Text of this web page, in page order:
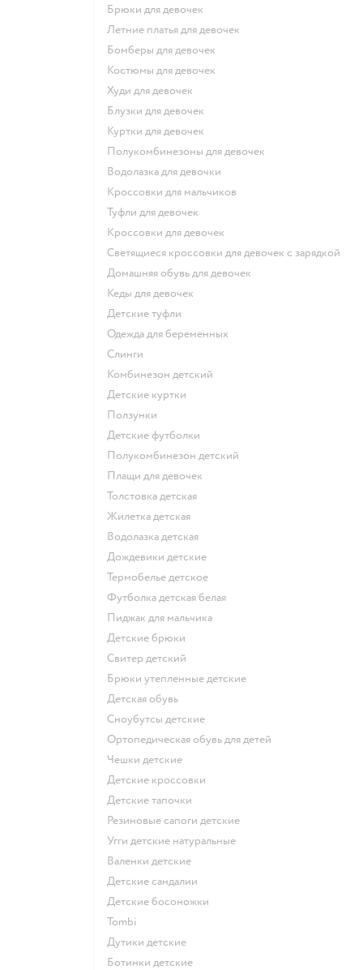
Брюки для девочек
Летние платья для девочек
Бомберы для девочек
Костюмы для девочек
Худи для девочек
Блузки для девочек
Куртки для девочек
Полукомбинезоны для девочек
Водолазка для девочки
Кроссовки для мальчиков
Туфли для девочек
Кроссовки для девочек
Светящиеся кроссовки для девочек с зарядкой
Домашняя обувь для девочек
Кеды для девочек
Детские туфли
Одежда для беременных
Слинги
Комбинезон детский
Детские куртки
Ползунки
Детские футболки
Полукомбинезон детский
Плащи для девочек
Толстовка детская
Жилетка детская
Водолазка детская
Дождевики детские
Термобелье детское
Футболка детская белая
Пиджак для мальчика
Детские брюки
Свитер детский
Брюки утепленные детские
Детская обувь
Сноубутсы детские
Ортопедическая обувь для детей
Чешки детские
Детские кроссовки
Детские тапочки
Резиновые сапоги детские
Угги детские натуральные
Валенки детские
Детские сандалии
Детские босоножки
Tombi
Дутики детские
Ботинки детские